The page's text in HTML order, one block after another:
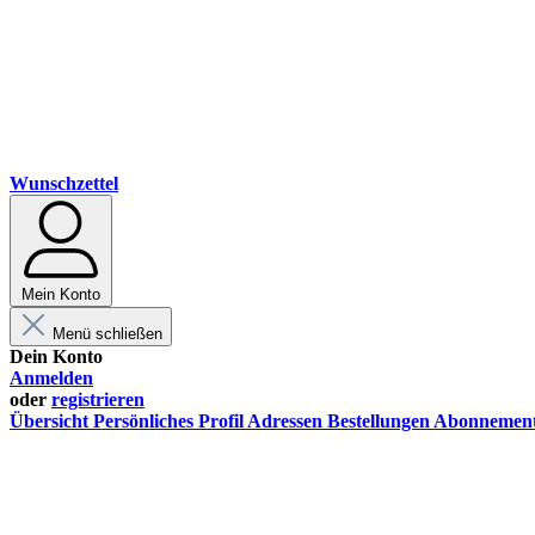
Wunschzettel
Mein Konto
Menü schließen
Dein Konto
Anmelden
oder registrieren
Übersicht Persönliches Profil Adressen Bestellungen